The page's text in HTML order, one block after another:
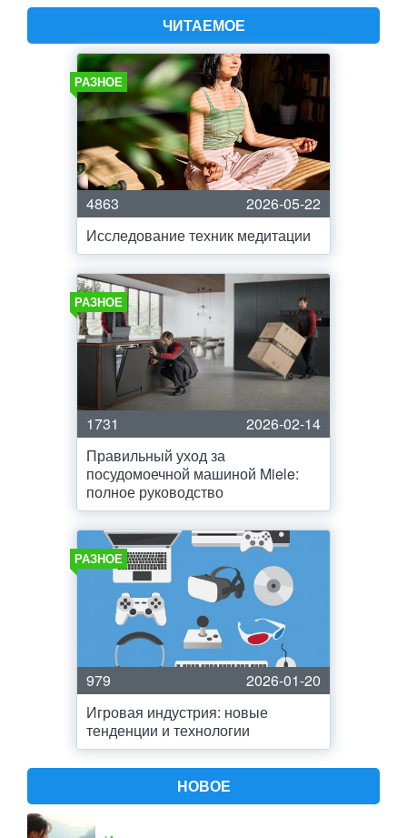
ЧИТАЕМОЕ
РАЗНОЕ
4863
2026-05-22
Исследование техник медитации
РАЗНОЕ
1731
2026-02-14
Правильный уход за
посудомоечной машиной Miele:
полное руководство
РАЗНОЕ
979
2026-01-20
Игровая индустрия: новые
тенденции и технологии
НОВОЕ